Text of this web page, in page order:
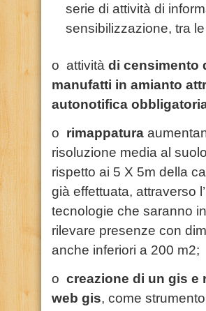
serie di attività di
sensibilizzazione, tra
o attività di censimento
manufatti in amianto
autonotifica
o rimappatura
risoluzione media al
rispetto ai 5 X 5m della
già effettuata, attraverso
tecnologie che saranno
rilevare presenze con
anche inferiori a 200 m2;
o creazione di un gis e
web gis, come